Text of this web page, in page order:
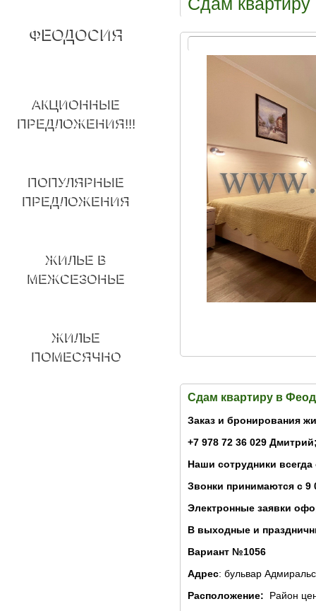
Сдам квартиру в
Заказ и бронирования
+7 978 72 36 029
Наши сотрудники
Звонки принимаются с 9
Электронные заявки
В выходные и
Вариант №1056
Адрес: бульвар
Расположение: Район
ФЕОДОСИЯ
АКЦИОННЫЕ
ПРЕДЛОЖЕНИЯ!!!
ПОПУЛЯРНЫЕ
ПРЕДЛОЖЕНИЯ
ЖИЛЬЕ В
МЕЖСЕЗОНЬЕ
ЖИЛЬЕ
ПОМЕСЯЧНО